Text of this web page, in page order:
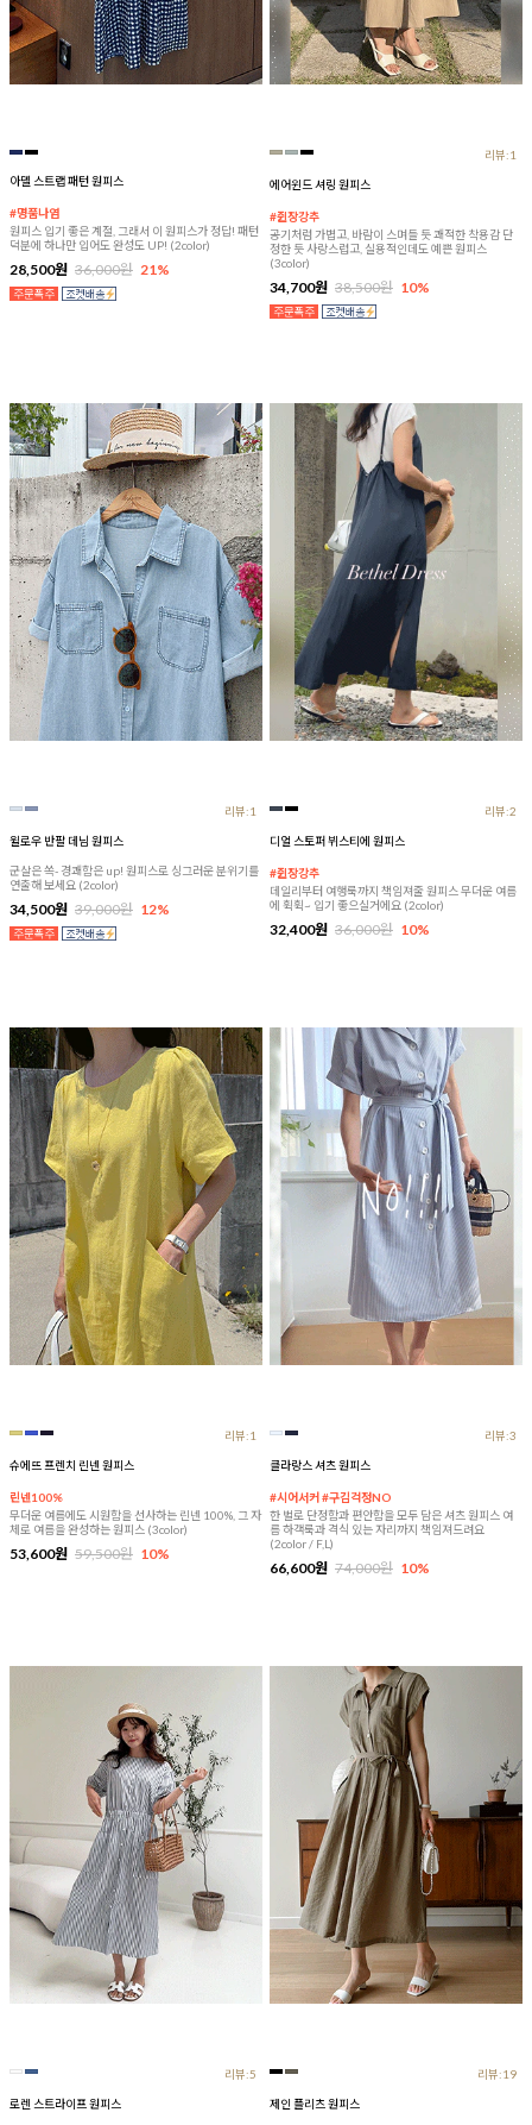
아델 스트랩 패턴 원피스
#명품나염
원피스 입기 좋은 계절, 그래서 이 원피스가 정답! 패턴
덕분에 하나만 입어도 완성도 UP! (2color)
28,500원 36,000원 21%
리뷰:1
에어윈드 셔링 원피스
#쥔장강추
공기처럼 가볍고, 바람이 스며들 듯 쾌적한 착용감 단
정한 듯 사랑스럽고, 실용적인데도 예쁜 원피스
(3color)
34,700원 38,500원 10%
리뷰:1
윌로우 반팔 데님 원피스
군살은 쏙- 경쾌함은 up! 원피스로 싱그러운 분위기를
연출해 보세요 (2color)
34,500원 39,000원 12%
리뷰:2
디얼 스토퍼 뷔스티에 원피스
#쥔장강추
데일리부터 여행룩까지 책임져줄 원피스 무더운 여름
에 휙휙~ 입기 좋으실거에요 (2color)
32,400원 36,000원 10%
리뷰:1
슈에뜨 프렌치 린넨 원피스
린넨100%
무더운 여름에도 시원함을 선사하는 린넨 100%, 그 자
체로 여름을 완성하는 원피스 (3color)
53,600원 59,500원 10%
리뷰:3
클라랑스 셔츠 원피스
#시어서커 #구김걱정NO
한 벌로 단정함과 편안함을 모두 담은 셔츠 원피스 여
름 하객룩과 격식 있는 자리까지 책임져드려요
(2color / F,L)
66,600원 74,000원 10%
리뷰:5
로렌 스트라이프 원피스
리뷰:19
제인 플리츠 원피스